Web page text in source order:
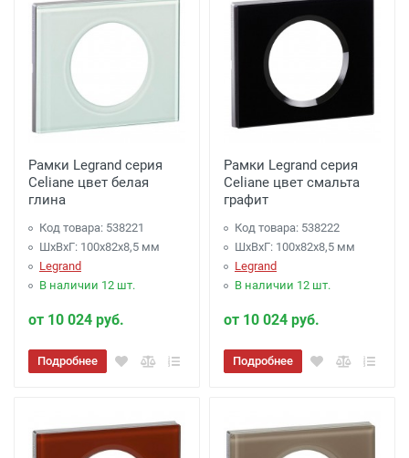
Рамки Legrand серия
Celiane цвет белая
глина
Код товара: 538221
ШхВхГ: 100x82x8,5 мм
Legrand
В наличии 12 шт.
от 10 024 руб.
Подробнее
Рамки Legrand серия
Celiane цвет смальта
графит
Код товара: 538222
ШхВхГ: 100x82x8,5 мм
Legrand
В наличии 12 шт.
от 10 024 руб.
Подробнее